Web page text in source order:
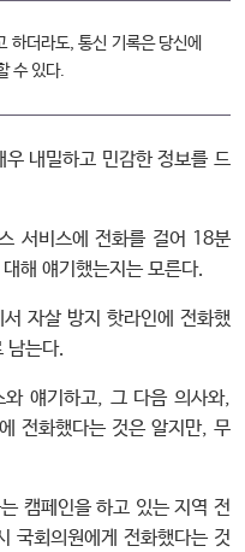
하더라도, 통신 기록은 당신에
수 있다.
내밀하고 민감한 정보를 드
서비스에 전화를 걸어 18분
해 얘기했는지는 모른다.
자살 방지 핫라인에 전화했
남는다.
얘기하고, 그 다음 의사와,
전화했다는 것은 알지만, 무
캠페인을 하고 있는 지역 전
국회의원에게 전화했다는 것